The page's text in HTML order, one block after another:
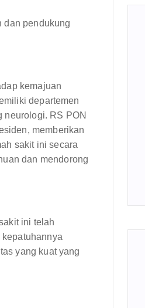
dan pendukung
kemajuan
departemen
RS PON
memberikan
sakit ini secara
dan mendorong
ini telah
yang kuat yang